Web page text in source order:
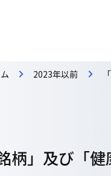
2023年以前
柄」及び「